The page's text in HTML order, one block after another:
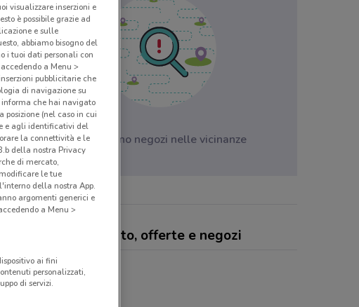
Non ci sono negozi nelle vicinanze
Farmacie Vigorito, offerte e negozi
visualizzare inserzioni e
è possibile grazie ad
e sulle
abbiamo bisogno del
i tuoi dati personali con
a Menu >
pubblicitarie che
di navigazione su
informa che hai navigato
(nel caso in cui
e agli identificativi del
la connettività e le
della nostra Privacy
di mercato,
le tue
della nostra App.
argomenti generici e
a Menu >
ai fini
personalizzati,
di servizi.